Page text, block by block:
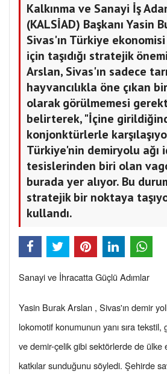
Kalkınma ve Sanayi İş
(KALSİAD) Başkanı Yasin
Sivas'ın Türkiye
için taşıdığı stratejik
Arslan, Sivas'ın sadece
hayvancılıkla öne çıkan
olarak görülmemesi
belirterek, "İçine
konjonktürlerle
Türkiye'nin demiryolu ağı
tesislerinden biri olan
burada yer alıyor. Bu
stratejik bir noktaya
kullandı.
Sanayi ve İhracatta Güçlü Adımlar
Yasin Burak Arslan , Sivas'ın demir
lokomotif konumunun yanı sıra
ve demir-çelik gibi sektörlerde de ülke
katkılar sunduğunu söyledi. Şehirde